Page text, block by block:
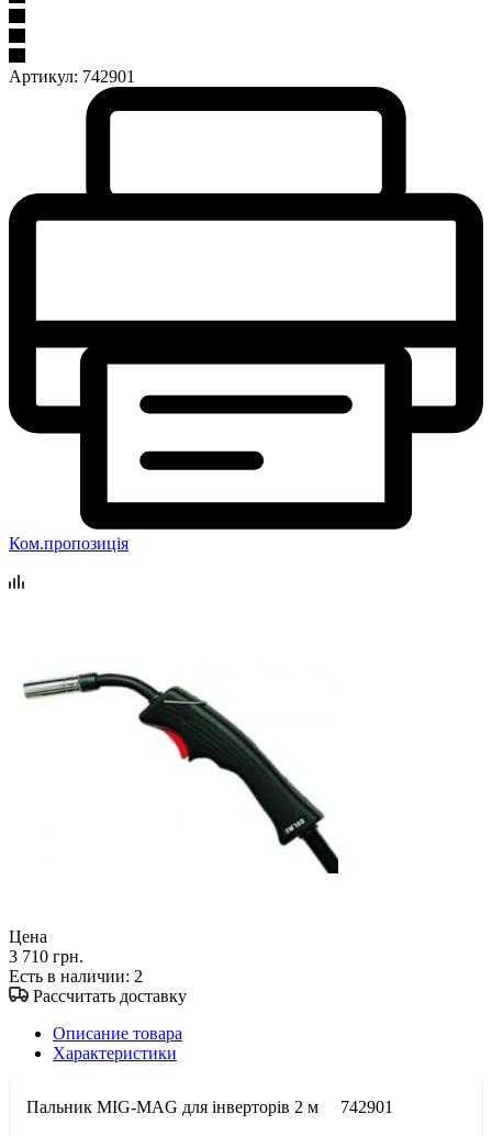
Артикул: 742901
Ком.пропозиція
Цена
3 710 грн.
Есть в наличии: 2
Рассчитать доставку
Описание товара
Характеристики
Пальник MIG-MAG для інверторів 2 м 742901